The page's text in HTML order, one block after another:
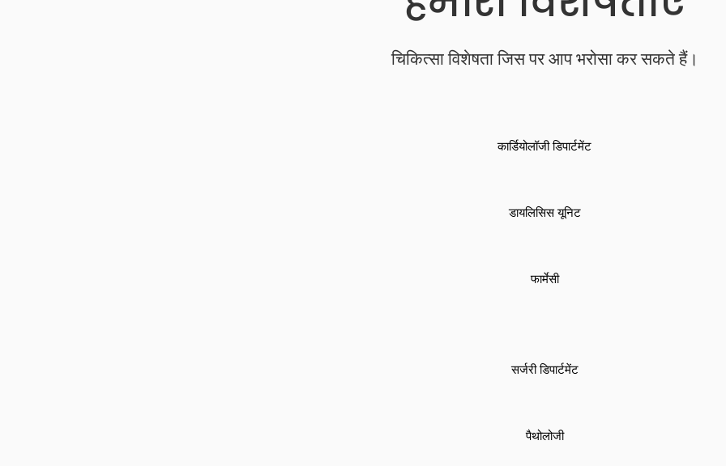
चिकित्सा विशेषता जिस पर आप भरोसा कर सकते हैं।
कार्डियोलॉजी डिपार्टमेंट
डायलिसिस यूनिट
फार्मेसी
सर्जरी डिपार्टमेंट
पैथोलोजी